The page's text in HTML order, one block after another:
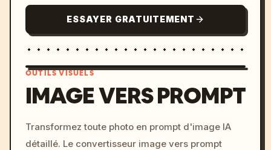
ESSAYER GRATUITEMENT
c, cyberpunk sunset, neon
colors, 8k --v 6.0
OUTILS VISUELS
IMAGE VERS PROMPT
Transformez toute photo en prompt d'image IA
détaillé. Le convertisseur image vers prompt